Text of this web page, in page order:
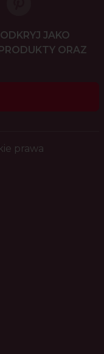
JAKO
ORAZ
prawa